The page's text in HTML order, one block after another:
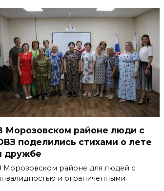
Морозовском районе люди с
поделились стихами о лете
дружбе
Морозовском районе для людей с
и ограниченными